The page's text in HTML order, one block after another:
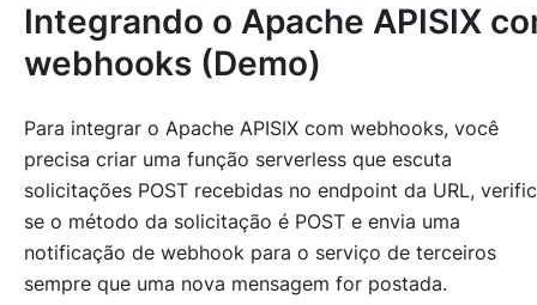
Integrando o Apache APISIX
webhooks (Demo)
Para integrar o Apache APISIX com webhooks, você
precisa criar uma função serverless que escuta
solicitações POST recebidas no endpoint da URL,
se o método da solicitação é POST e envia uma
notificação de webhook para o serviço de terceiros
sempre que uma nova mensagem for postada.